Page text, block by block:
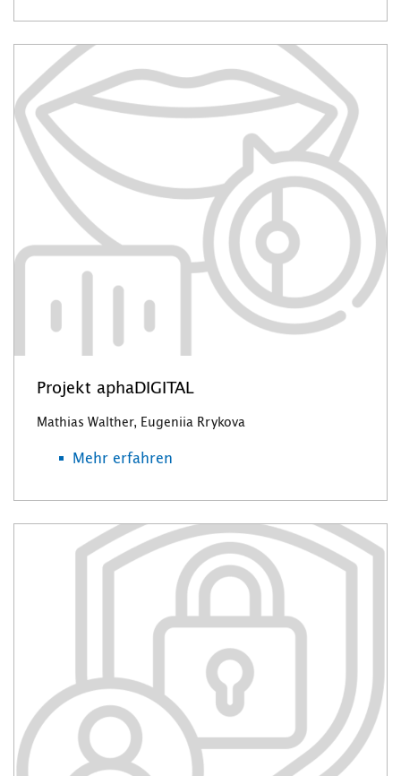
Projekt aphaDIGITAL
Mathias Walther, Eugeniia Rrykova
Mehr erfahren